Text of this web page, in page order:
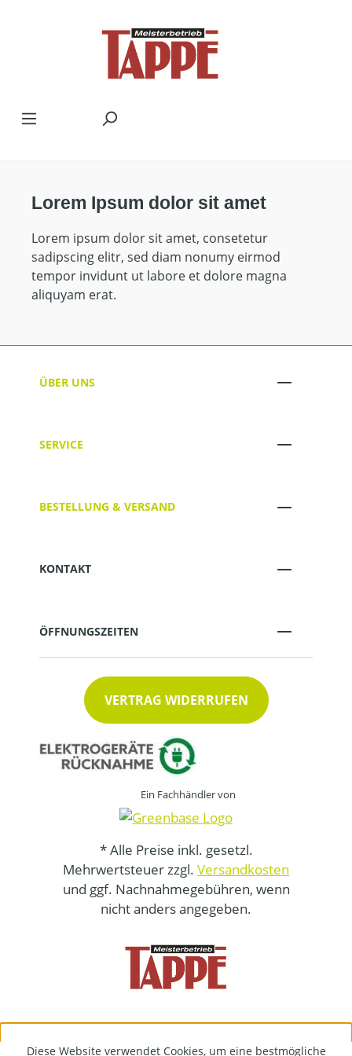
Lorem Ipsum dolor sit amet
Lorem ipsum dolor sit amet, consetetur
sadipscing elitr, sed diam nonumy eirmod
tempor invidunt ut labore et dolore magna
aliquyam erat.
ÜBER UNS
SERVICE
BESTELLUNG & VERSAND
KONTAKT
ÖFFNUNGSZEITEN
VERTRAG WIDERRUFEN
Ein Fachhändler von
* Alle Preise inkl. gesetzl.
Mehrwertsteuer zzgl. Versandkosten
und ggf. Nachnahmegebühren, wenn
nicht anders angegeben.
Diese Website verwendet Cookies, um eine bestmögliche